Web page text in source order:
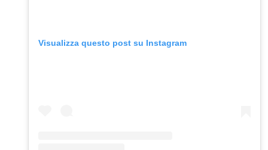
Visualizza questo post su Instagram